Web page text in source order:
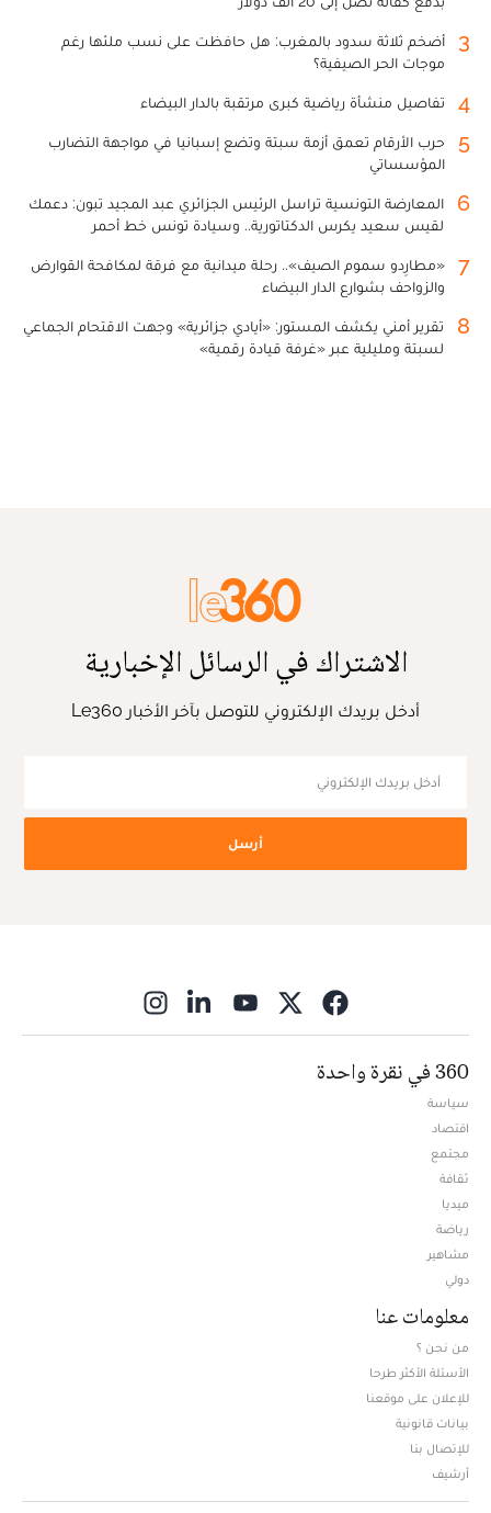
3
أضخم ثلاثة سدود بالمغرب: هل حافظت على نسب ملئها رغم
موجات الحر الصيفية؟
4 تفاصيل منشأة رياضية كبرى مرتقبة بالدار البيضاء
5
حرب الأرقام تعمق أزمة سبتة وتضع إسبانيا في مواجهة التضارب
المؤسساتي
6
المعارضة التونسية تراسل الرئيس الجزائري عبد المجيد تبون: دعمك
لقيس سعيد يكرس الدكتاتورية.. وسيادة تونس خط أحمر
7
«مطارِدو سموم الصيف».. رحلة ميدانية مع فرقة لمكافحة القوارض
والزواحف بشوارع الدار البيضاء
8
تقرير أمني يكشف المستور: «أيادي جزائرية» وجهت الاقتحام الجماعي
لسبتة ومليلية عبر «غرفة قيادة رقمية»
الاشتراك في الرسائل الإخبارية
أدخل بريدك الإلكتروني للتوصل بآخر الأخبار Le360
أرسل
360 في نقرة واحدة
سياسة
اقتصاد
مجتمع
ثقافة
ميديا
رياضة
مشاهير
دولي
معلومات عنا
من نحن ؟
الأسئلة الأكثر طرحا
للإعلان على موقعنا
بيانات قانونية
للإتصال بنا
أرشيف